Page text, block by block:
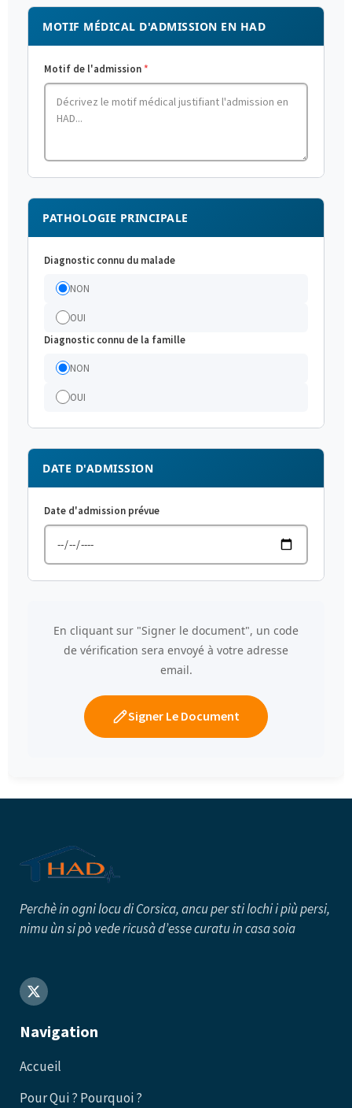
MOTIF MÉDICAL D'ADMISSION EN HAD
Motif de l'admission
PATHOLOGIE PRINCIPALE
Diagnostic connu du malade
NON
OUI
Diagnostic connu de la famille
NON
OUI
DATE D'ADMISSION
Date d'admission prévue
En cliquant sur "Signer le document", un code
de vérification sera envoyé à votre adresse
email.
Signer Le Document
Perchè in ogni locu di Corsica, ancu per sti lochi i più persi,
nimu ùn si pò vede ricusà d’esse curatu in casa soia
Navigation
Accueil
Pour Qui ? Pourquoi ?